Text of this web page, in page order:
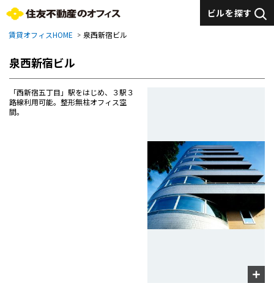
ビルを探す
賃貸オフィスHOME 泉西新宿ビル
泉西新宿ビル
「西新宿五丁目」駅をはじめ、３駅３
路線利用可能。整形無柱オフィス空
間。